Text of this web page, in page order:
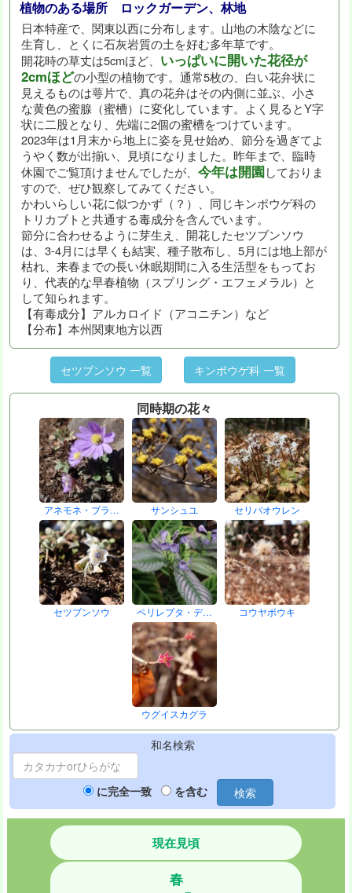
植物のある場所 ロックガーデン、林地
日本特産で、関東以西に分布します。山地の木陰などに
生育し、とくに石灰岩質の土を好む多年草です。
開花時の草丈は5cmほど、 いっぱいに開いた花径が
2cmほどの小型の植物です。通常5枚の、白い花弁状に
見えるものは萼片で、真の花弁はその内側に並ぶ、小さ
な黄色の蜜腺（蜜槽）に変化しています。よく見るとY字
状に二股となり、先端に2個の蜜槽をつけています。
2023年は1月末から地上に姿を見せ始め、節分を過ぎてよ
うやく数が出揃い、見頃になりました。昨年まで、臨時
休園でご覧頂けませんでしたが、今年は開園しておりま
すので、ぜひ観察してみてください。
かわいらしい花に似つかず（？）、同じキンポウゲ科の
トリカブトと共通する毒成分を含んでいます。
節分に合わせるように芽生え、開花したセツブンソウ
は、3-4月には早くも結実、種子散布し、5月には地上部が
枯れ、来春までの長い休眠期間に入る生活型をもってお
り、代表的な早春植物（スプリング・エフェメラル）と
して知られます。
【有毒成分】アルカロイド（アコニチン）など
【分布】本州関東地方以西
セツブンソウ 一覧 キンポウゲ科 一覧
同時期の花々
アネモネ・ブラ… サンシュユ セリバオウレン
セツブンソウ ペリレプタ・デ… コウヤボウキ
ウグイスカグラ
和名検索
に完全一致 を含む 検索
現在見頃
春